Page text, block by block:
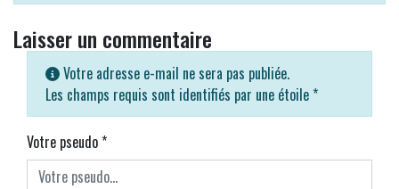
Laisser un commentaire
Votre adresse e-mail ne sera pas publiée.
Les champs requis sont identifiés par une étoile *
Votre pseudo*